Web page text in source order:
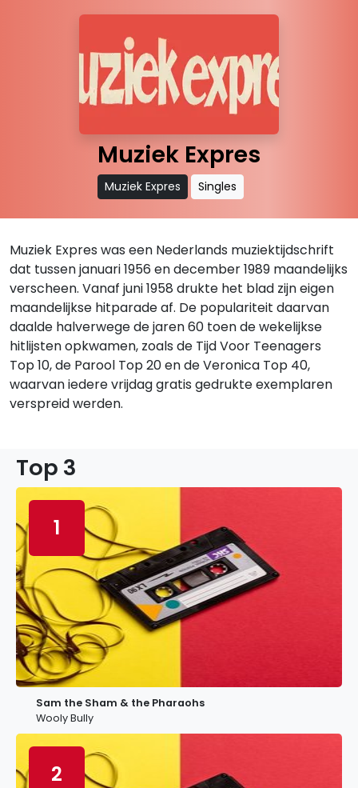
Muziek Expres
Muziek Expres Singles
Muziek Expres was een Nederlands muziektijdschrift
dat tussen januari 1956 en december 1989 maandelijks
verscheen. Vanaf juni 1958 drukte het blad zijn eigen
maandelijkse hitparade af. De populariteit daarvan
daalde halverwege de jaren 60 toen de wekelijkse
hitlijsten opkwamen, zoals de Tijd Voor Teenagers
Top 10, de Parool Top 20 en de Veronica Top 40,
waarvan iedere vrijdag gratis gedrukte exemplaren
verspreid werden.
Top 3
1
Sam the Sham & the Pharaohs
Wooly Bully
2